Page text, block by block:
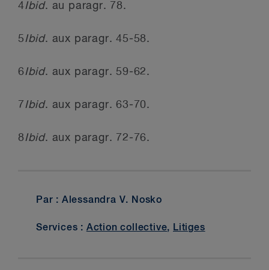
4Ibid. au paragr. 78.
5Ibid. aux paragr. 45-58.
6Ibid. aux paragr. 59-62.
7Ibid. aux paragr. 63-70.
8Ibid. aux paragr. 72-76.
Par : Alessandra V. Nosko
Services : Action collective, Litiges